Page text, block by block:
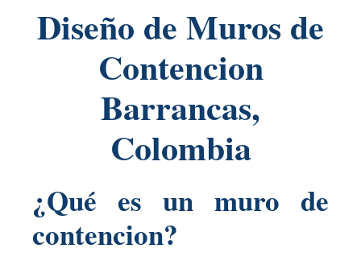
Diseño de Muros de
Contencion
Barrancas,
Colombia
¿Qué es un muro de
contencion?